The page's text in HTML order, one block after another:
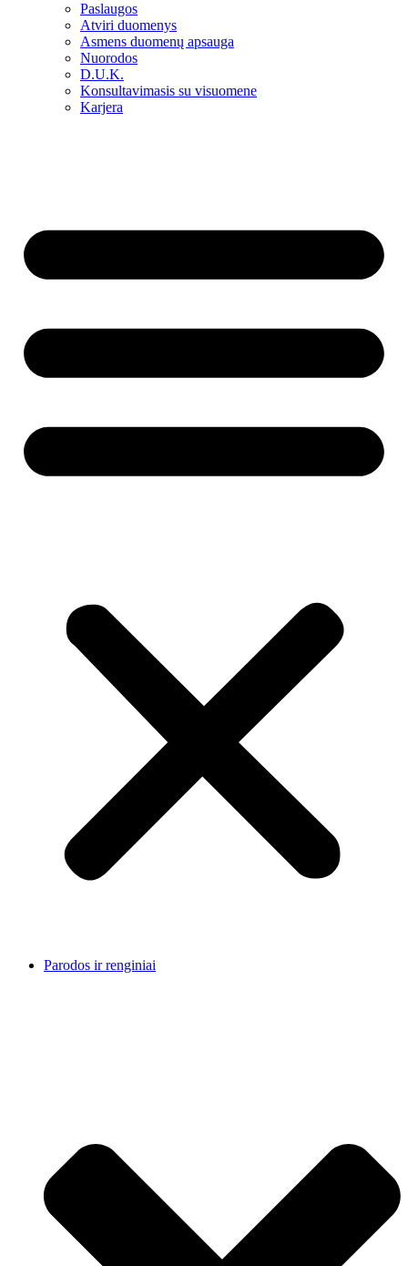
Paslaugos
Atviri duomenys
Asmens duomenų apsauga
Nuorodos
D.U.K.
Konsultavimasis su visuomene
Karjera
Parodos ir renginiai